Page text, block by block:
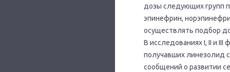
дозы следующих групп
эпинефрин,
осуществлять подбор
В исследованиях I, II и III
получавших линезолид
сообщений о развитии